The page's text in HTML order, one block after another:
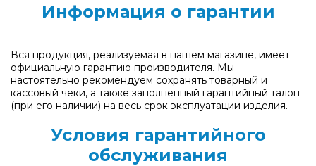
Информация о гарантии
Вся продукция, реализуемая в нашем магазине, имеет
официальную гарантию производителя. Мы
настоятельно рекомендуем сохранять товарный и
кассовый чеки, а также заполненный гарантийный талон
(при его наличии) на весь срок эксплуатации изделия.
Условия гарантийного
обслуживания